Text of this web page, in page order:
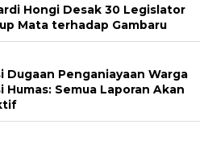
Hongi Desak 30 Legislator
Mata terhadap Gambaru
Dugaan Penganiayaan Warga
Humas: Semua Laporan Akan